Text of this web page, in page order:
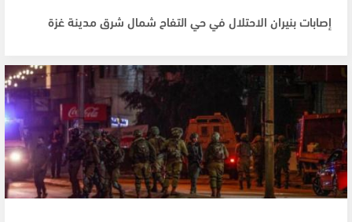
إصابات بنيران الاحتلال في حي التفاح شمال شرق مدينة غزة